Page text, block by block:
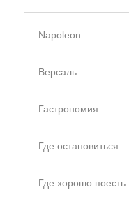
Napoleon
Версаль
Гастрономия
Где остановиться
Где хорошо поесть